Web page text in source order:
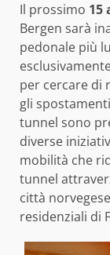
Il prossimo 15
Bergen sarà
pedonale più
per cercare di
gli
tunnel sono
diverse
mobilità che
tunnel
città
residenziali di